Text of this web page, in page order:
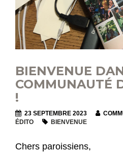
BIENVENUE
COMMUNAUTÉ
!
23 SEPTEMBRE 2023
ÉDITO
BIENVENUE
Chers paroissiens,